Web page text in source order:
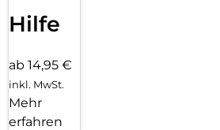
Hilfe
ab 14,95 €
inkl. MwSt.
Mehr
erfahren